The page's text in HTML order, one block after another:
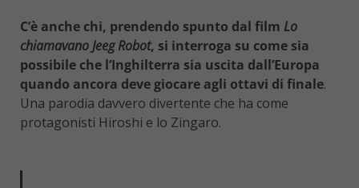
C’è anche chi, prendendo spunto dal film Lo
chiamavano Jeeg Robot, si interroga su come sia
possibile che l’Inghilterra sia uscita dall’Europa
quando ancora deve giocare agli ottavi di finale.
Una parodia davvero divertente che ha come
protagonisti Hiroshi e lo Zingaro.